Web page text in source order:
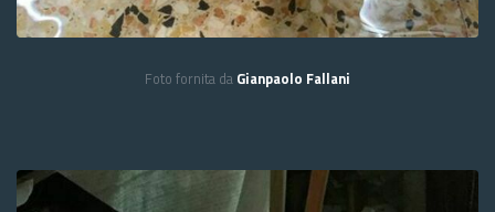
Foto fornita da Gianpaolo Fallani